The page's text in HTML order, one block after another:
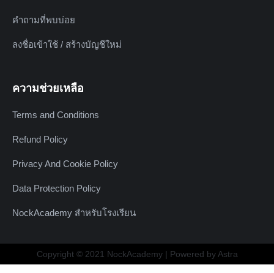
คำถามที่พบบ่อย
ลงชื่อเข้าใช้ / สร้างบัญชีใหม่
ความช่วยเหลือ
Terms and Conditions
Refund Policy
Privacy And Cookie Policy
Data Protection Policy
NockAcademy สำหรับโรงเรียน
Copyright © 2021 NockAcademy | Powered by Astra